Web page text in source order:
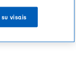
visais